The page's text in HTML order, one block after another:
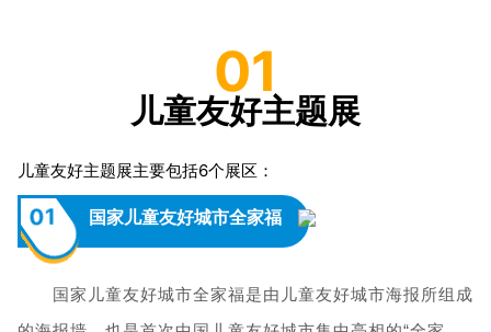
01
儿童友好主题展
儿童友好主题展主要包括6个展区：
01 国家儿童友好城市全家福
国家儿童友好城市全家福是由儿童友好城市海报所组成